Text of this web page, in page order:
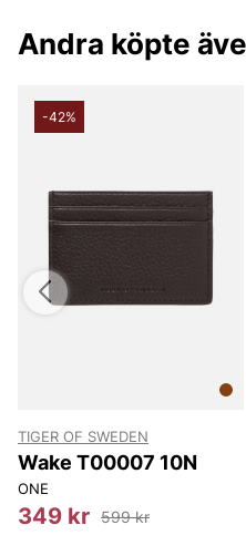
Andra köpte
-42%
TIGER OF SWEDEN
Wake T00007 10N
ONE
349 kr 599 kr